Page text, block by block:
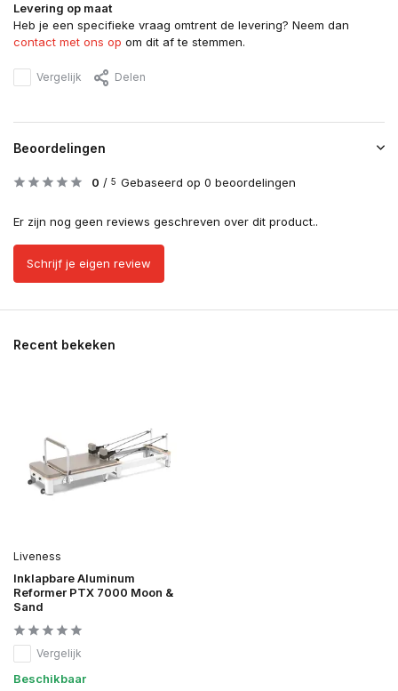
Levering op maat
Heb je een specifieke vraag omtrent de levering? Neem dan
contact met ons op om dit af te stemmen.
Vergelijk Delen
Beoordelingen
0 / 5 Gebaseerd op 0 beoordelingen
Er zijn nog geen reviews geschreven over dit product..
Schrijf je eigen review
Recent bekeken
Liveness
Inklapbare Aluminum
Reformer PTX 7000 Moon &
Sand
Vergelijk
Beschikbaar